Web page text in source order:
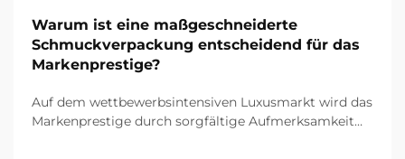
Warum ist eine maßgeschneiderte
Schmuckverpackung entscheidend für das
Markenprestige?
Auf dem wettbewerbsintensiven Luxusmarkt wird das
Markenprestige durch sorgfältige Aufmerksamkeit